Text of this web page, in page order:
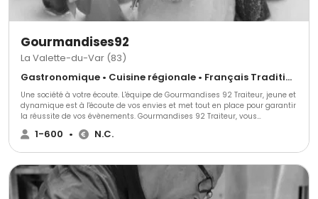
Gourmandises92
La Valette-du-Var (83)
Gastronomique • Cuisine régionale • Français Traditionnel
Une société à votre écoute. L'équipe de Gourmandises 92 Traiteur, jeune et
dynamique est à l'écoute de vos envies et met tout en place pour garantir
la réussite de vos évènements. Gourmandises 92 Traiteur, vous
accompagne dans vos décisions et choisit avec la formule la mieux
adaptée en respectant vos contraintes budgétaires. POUR VISUALISER
1-600 • N.C.